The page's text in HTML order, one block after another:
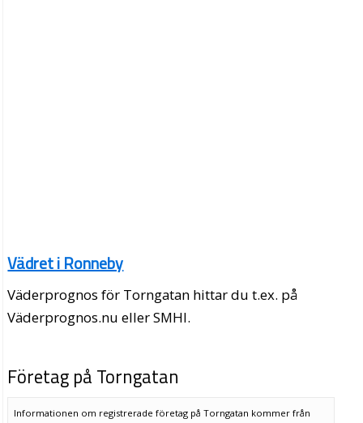
Vädret i Ronneby
Väderprognos för Torngatan hittar du t.ex. på
Väderprognos.nu eller SMHI.
Företag på Torngatan
Informationen om registrerade företag på Torngatan kommer från